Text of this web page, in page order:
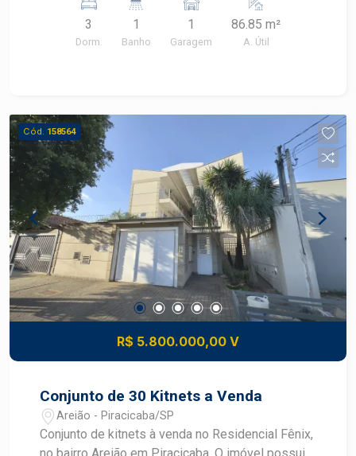
uma ampla sala para 3 ambientes,
proporcionando integração e aconchego para
reunir a família e receber amigos. O condomínio
com quadra poliesportiva para a prática de
atividades físicas e bicicletário. Localizado em
uma região com fácil acesso aos principais
pontos da cidade, este apartamento reúne
excelente metragem, funcionalidade e ótima
estrutura.
3
Dorm.
1
Banho
1
Garagem
86.85 m²
A. Útil
Cód. 158564
R$ 5.800.000,00 V
Conjunto de 30 Kitnets a Venda
Areião - Piracicaba/SP
Conjunto de kitnets à venda no Residencial Fênix,